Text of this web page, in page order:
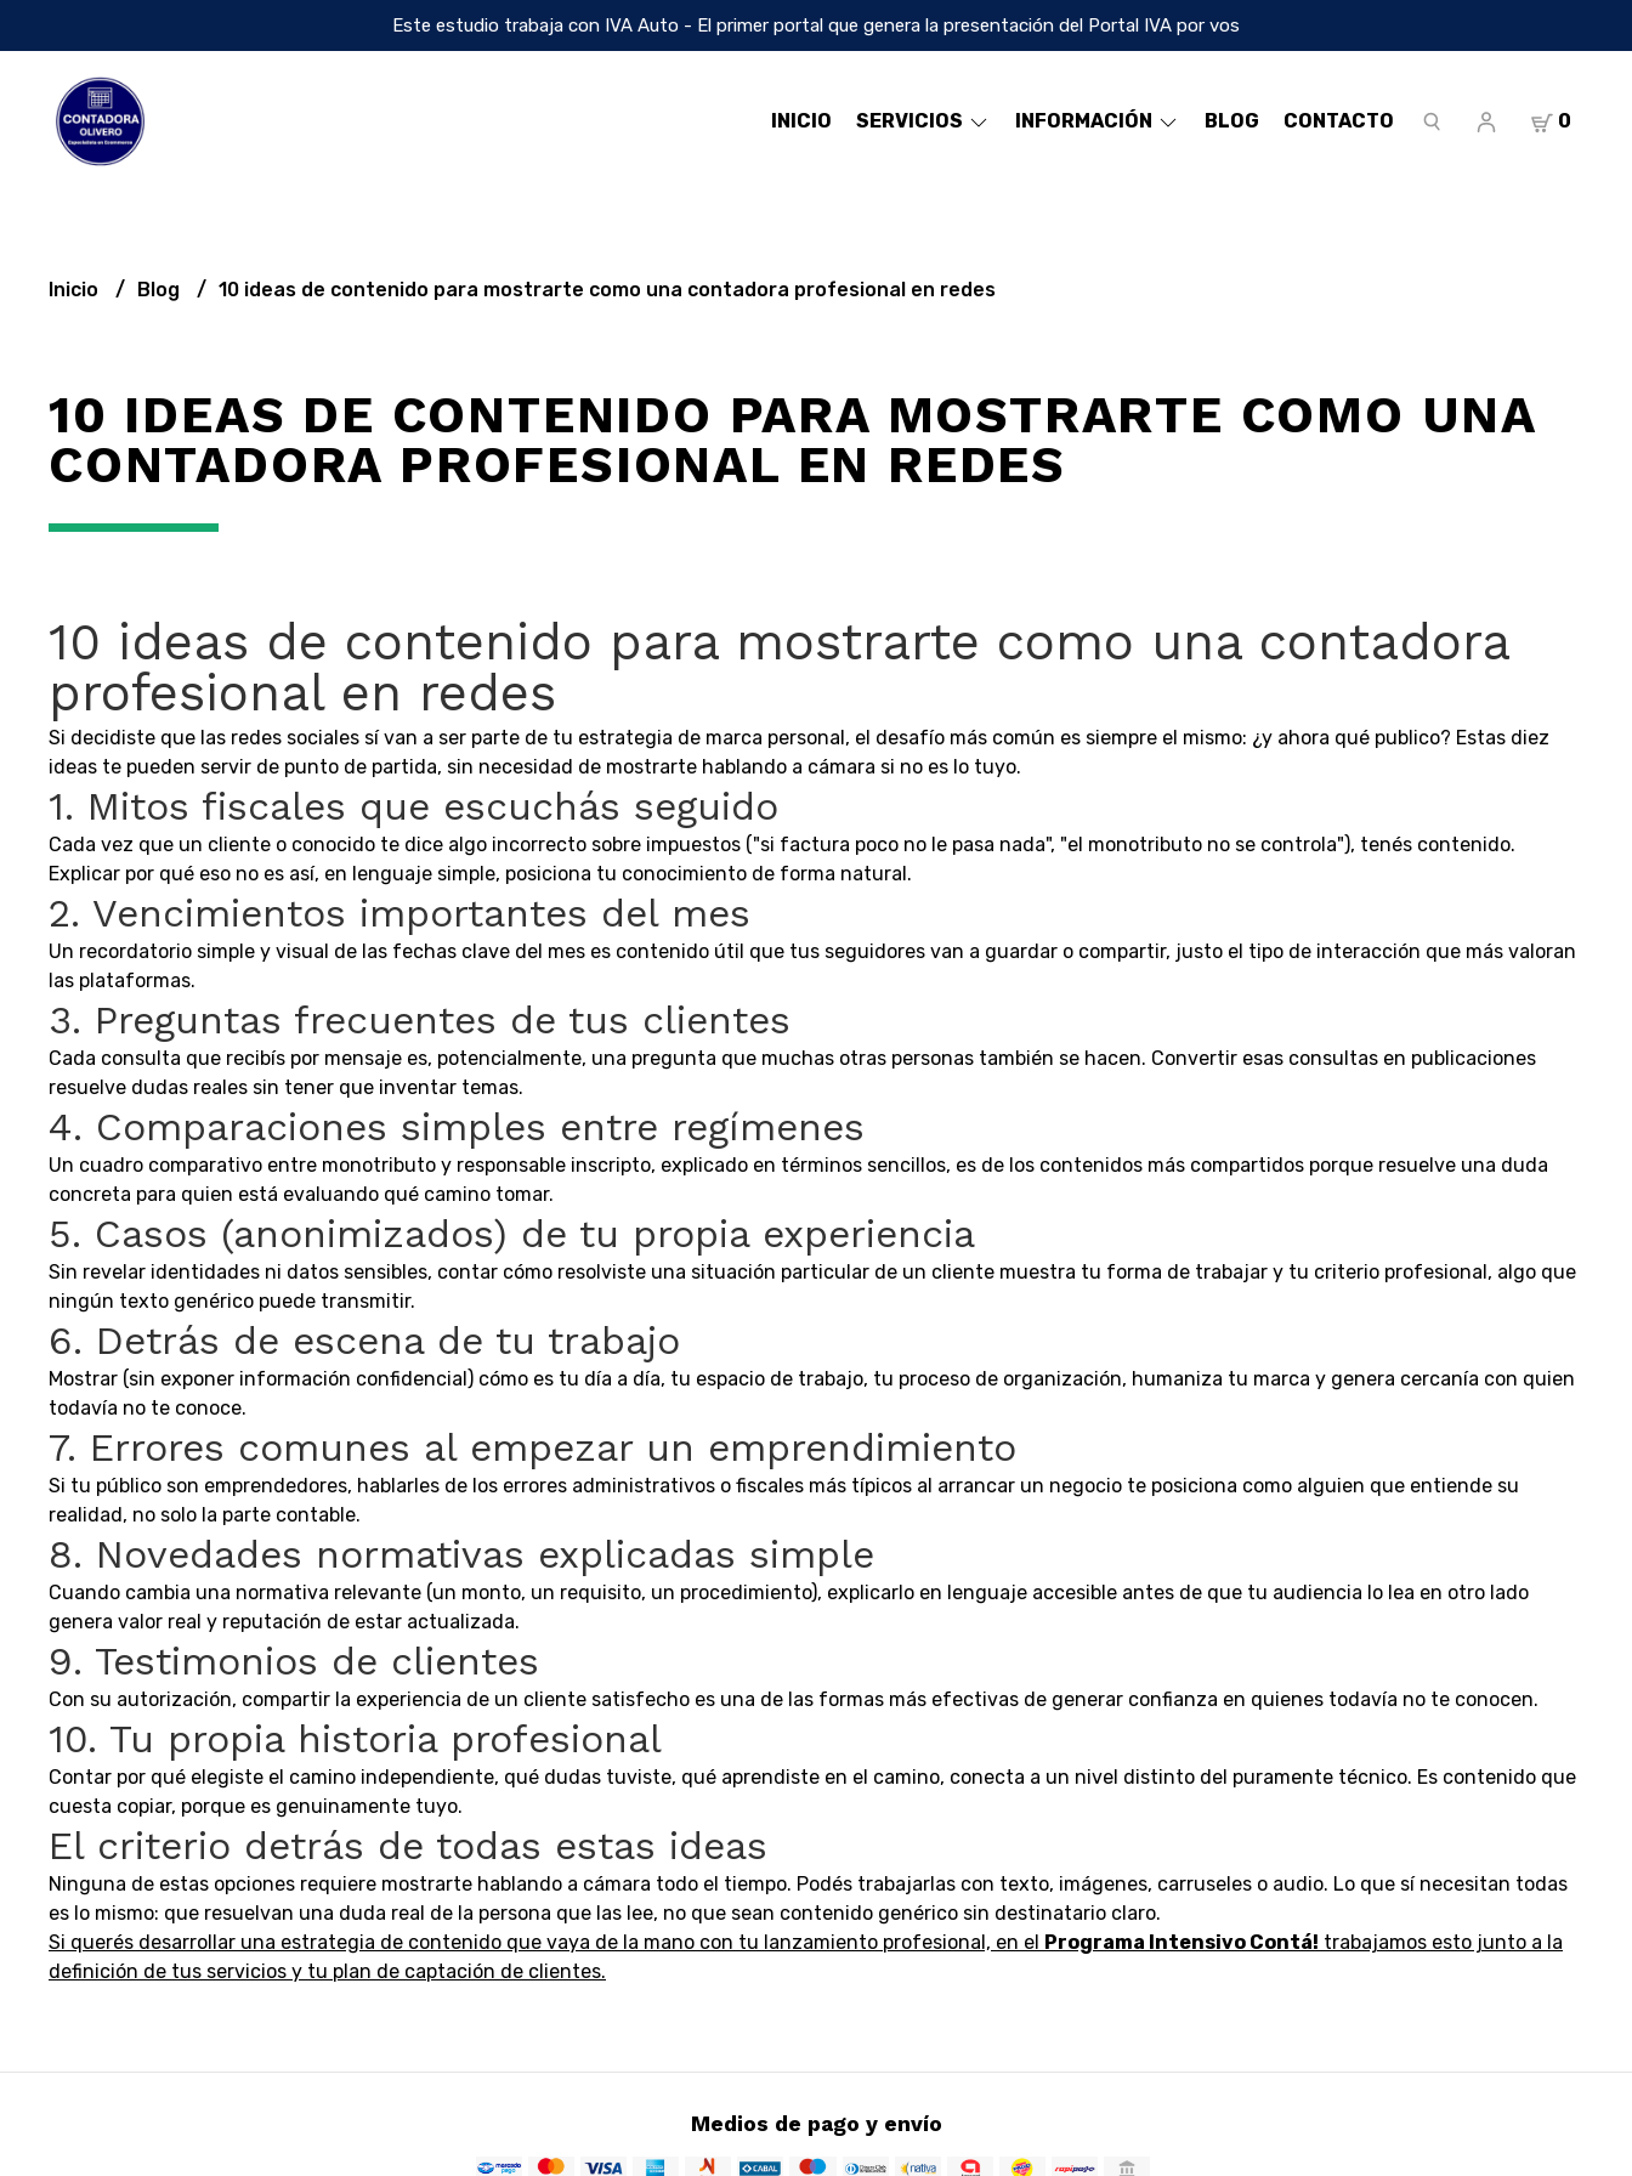
Este estudio trabaja con IVA Auto - El primer portal que genera la presentación del Portal IVA por vos
INICIO SERVICIOS INFORMACIÓN BLOG CONTACTO 0
Inicio Blog 10 ideas de contenido para mostrarte como una contadora profesional en redes
10 IDEAS DE CONTENIDO PARA MOSTRARTE COMO UNA
CONTADORA PROFESIONAL EN REDES
10 ideas de contenido para mostrarte como una contadora
profesional en redes
Si decidiste que las redes sociales sí van a ser parte de tu estrategia de marca personal, el desafío más común es siempre el mismo: ¿y ahora qué publico? Estas diez
ideas te pueden servir de punto de partida, sin necesidad de mostrarte hablando a cámara si no es lo tuyo.
1. Mitos fiscales que escuchás seguido
Cada vez que un cliente o conocido te dice algo incorrecto sobre impuestos ("si factura poco no le pasa nada", "el monotributo no se controla"), tenés contenido.
Explicar por qué eso no es así, en lenguaje simple, posiciona tu conocimiento de forma natural.
2. Vencimientos importantes del mes
Un recordatorio simple y visual de las fechas clave del mes es contenido útil que tus seguidores van a guardar o compartir, justo el tipo de interacción que más valoran
las plataformas.
3. Preguntas frecuentes de tus clientes
Cada consulta que recibís por mensaje es, potencialmente, una pregunta que muchas otras personas también se hacen. Convertir esas consultas en publicaciones
resuelve dudas reales sin tener que inventar temas.
4. Comparaciones simples entre regímenes
Un cuadro comparativo entre monotributo y responsable inscripto, explicado en términos sencillos, es de los contenidos más compartidos porque resuelve una duda
concreta para quien está evaluando qué camino tomar.
5. Casos (anonimizados) de tu propia experiencia
Sin revelar identidades ni datos sensibles, contar cómo resolviste una situación particular de un cliente muestra tu forma de trabajar y tu criterio profesional, algo que
ningún texto genérico puede transmitir.
6. Detrás de escena de tu trabajo
Mostrar (sin exponer información confidencial) cómo es tu día a día, tu espacio de trabajo, tu proceso de organización, humaniza tu marca y genera cercanía con quien
todavía no te conoce.
7. Errores comunes al empezar un emprendimiento
Si tu público son emprendedores, hablarles de los errores administrativos o fiscales más típicos al arrancar un negocio te posiciona como alguien que entiende su
realidad, no solo la parte contable.
8. Novedades normativas explicadas simple
Cuando cambia una normativa relevante (un monto, un requisito, un procedimiento), explicarlo en lenguaje accesible antes de que tu audiencia lo lea en otro lado
genera valor real y reputación de estar actualizada.
9. Testimonios de clientes
Con su autorización, compartir la experiencia de un cliente satisfecho es una de las formas más efectivas de generar confianza en quienes todavía no te conocen.
10. Tu propia historia profesional
Contar por qué elegiste el camino independiente, qué dudas tuviste, qué aprendiste en el camino, conecta a un nivel distinto del puramente técnico. Es contenido que
cuesta copiar, porque es genuinamente tuyo.
El criterio detrás de todas estas ideas
Ninguna de estas opciones requiere mostrarte hablando a cámara todo el tiempo. Podés trabajarlas con texto, imágenes, carruseles o audio. Lo que sí necesitan todas
es lo mismo: que resuelvan una duda real de la persona que las lee, no que sean contenido genérico sin destinatario claro.
Si querés desarrollar una estrategia de contenido que vaya de la mano con tu lanzamiento profesional, en el Programa Intensivo Contá! trabajamos esto junto a la
definición de tus servicios y tu plan de captación de clientes.
Medios de pago y envío